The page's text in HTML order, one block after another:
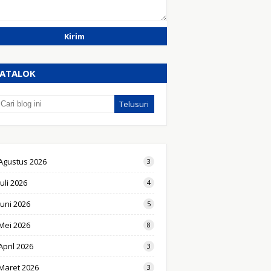
2026 3
2026 4
2026 5
2026 8
2026 3
2026 3